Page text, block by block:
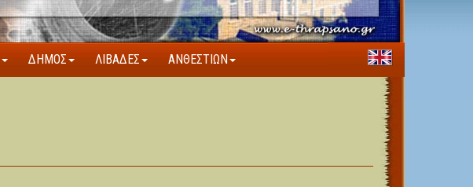
ΔΉΜΟΣ ΛΙΒΆΔΕΣ ΑΝΘΕΣΤΊΩΝ